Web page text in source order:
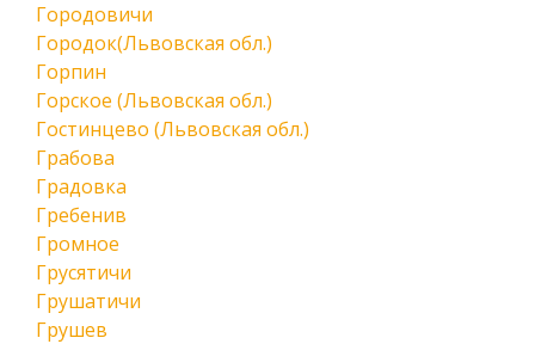
Городовичи
Городок(Львовская обл.)
Горпин
Горское (Львовская обл.)
Гостинцево (Львовская обл.)
Грабова
Градовка
Гребенив
Громное
Грусятичи
Грушатичи
Грушев